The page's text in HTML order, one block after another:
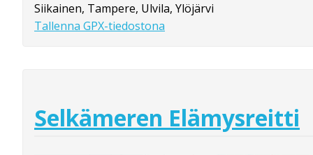
Siikainen, Tampere, Ulvila, Ylöjärvi
Tallenna GPX-tiedostona
Selkämeren Elämysreitti